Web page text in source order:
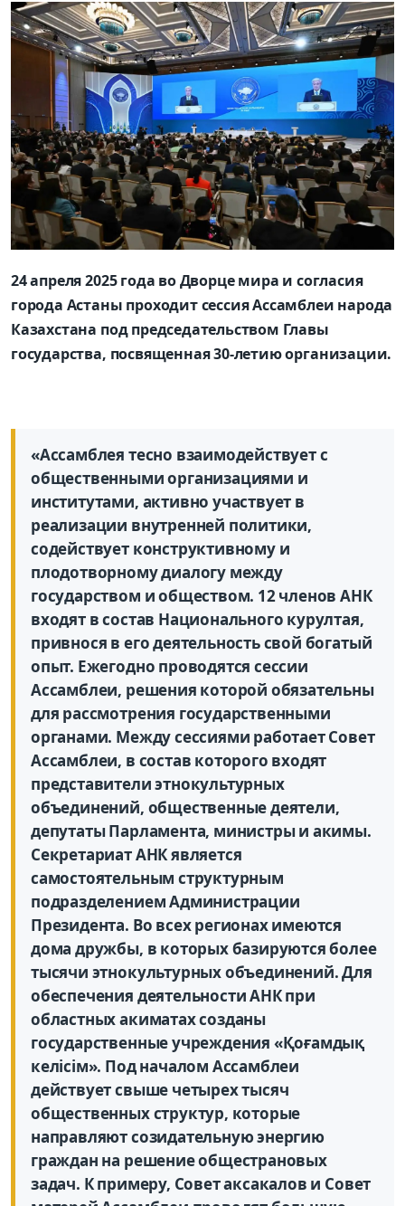
24 апреля 2025 года во Дворце мира и согласия
города Астаны проходит сессия Ассамблеи народа
Казахстана под председательством Главы
государства, посвященная 30-летию организации.
«Ассамблея тесно взаимодействует с
общественными организациями и
институтами, активно участвует в
реализации внутренней политики,
содействует конструктивному и
плодотворному диалогу между
государством и обществом. 12 членов АНК
входят в состав Национального курултая,
привнося в его деятельность свой богатый
опыт. Ежегодно проводятся сессии
Ассамблеи, решения которой обязательны
для рассмотрения государственными
органами. Между сессиями работает Совет
Ассамблеи, в состав которого входят
представители этнокультурных
объединений, общественные деятели,
депутаты Парламента, министры и акимы.
Секретариат АНК является
самостоятельным структурным
подразделением Администрации
Президента. Во всех регионах имеются
дома дружбы, в которых базируются более
тысячи этнокультурных объединений. Для
обеспечения деятельности АНК при
областных акиматах созданы
государственные учреждения «Қоғамдық
келісім». Под началом Ассамблеи
действует свыше четырех тысяч
общественных структур, которые
направляют созидательную энергию
граждан на решение общестрановых
задач. К примеру, Совет аксакалов и Совет